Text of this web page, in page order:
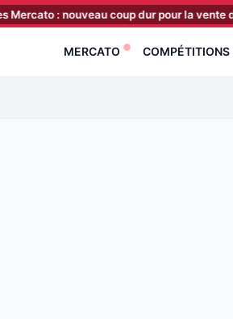
: nouveau coup dur pour la vente du club,
MERCATO COMPÉTITIONS